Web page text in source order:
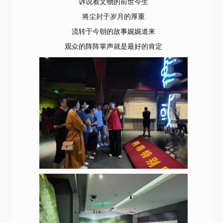
将尘封于岁月的厚重
流转于今朝的故事娓娓道来
观众的阵阵掌声就是最好的肯定